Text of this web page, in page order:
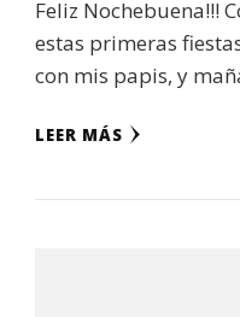
Feliz Nochebuena!!!
estas primeras
con mis papis, y
LEER MÁS